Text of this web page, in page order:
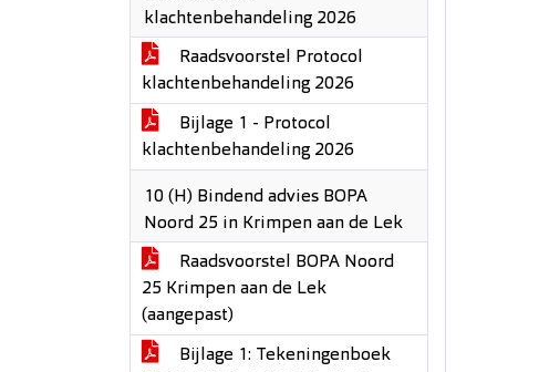
klachtenbehandeling 2026
Raadsvoorstel Protocol
klachtenbehandeling 2026
Bijlage 1 - Protocol
klachtenbehandeling 2026
10 (H) Bindend advies BOPA
Noord 25 in Krimpen aan de Lek
Raadsvoorstel BOPA Noord
25 Krimpen aan de Lek
(aangepast)
Bijlage 1: Tekeningenboek